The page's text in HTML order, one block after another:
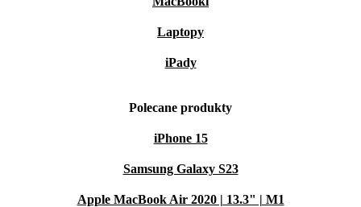
Laptopy
iPady
Polecane produkty
iPhone 15
Samsung Galaxy S23
Apple MacBook Air 2020 | 13.3" | M1